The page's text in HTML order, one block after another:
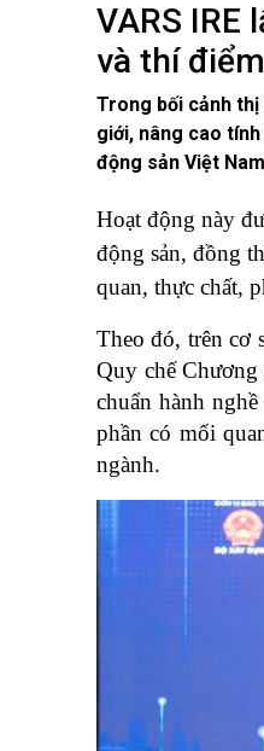
VARS IRE
và thí
Trong bối cảnh
giới, nâng cao
động sản Việt
Hoạt động này
động sản, đồng
quan, thực chất,
Theo đó, trên cơ
Quy chế
chuẩn hành
phần có mối
ngành.